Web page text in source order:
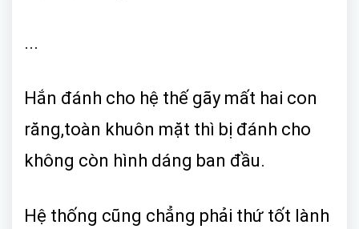
...
Hắn đánh cho hệ thế gãy mất hai con
răng,toàn khuôn mặt thì bị đánh cho
không còn hình dáng ban đầu.
Hệ thống cũng chẳng phải thứ tốt lành